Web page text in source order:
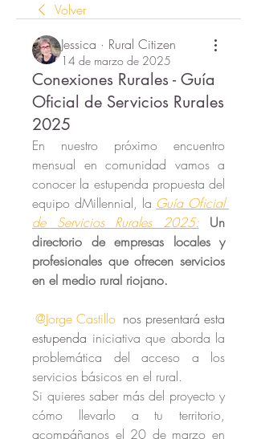
Volver
Jessica · Rural Citizen
14 de marzo de 2025
Conexiones Rurales - Guía
Oficial de Servicios Rurales
2025
En nuestro próximo encuentro
mensual en comunidad vamos a
conocer la estupenda propuesta del
equipo dMillennial, la Guía Oficial
de Servicios Rurales 2025:
Un
directorio de empresas locales y
profesionales que ofrecen servicios
en el medio rural riojano.
@Jorge Castillo nos presentará esta
estupenda iniciativa que aborda la
problemática del acceso a los
servicios básicos en el rural.
Si quieres saber más del proyecto y
cómo llevarlo a tu territorio,
acompáñanos el 20 de marzo en